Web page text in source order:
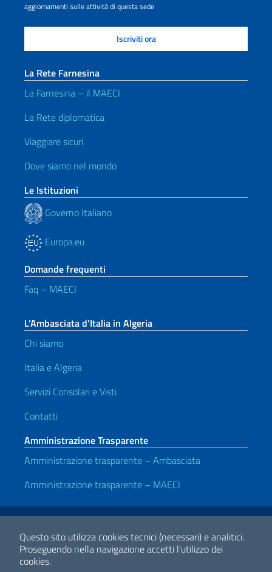
Questo sito utilizza cookies tecnici (necessari) e analitici.
Proseguendo nella navigazione accetti l'utilizzo dei
cookies.
aggiornamenti sulle attività di questa sede
La Rete Farnesina
La Farnesina – il MAECI
La Rete diplomatica
Viaggiare sicuri
Dove siamo nel mondo
Le Istituzioni
Governo Italiano
Europa.eu
Domande frequenti
Faq – MAECI
L’Ambasciata d’Italia in Algeria
Chi siamo
Italia e Algeria
Servizi Consolari e Visti
Contatti
Amministrazione Trasparente
Amministrazione trasparente – Ambasciata
Amministrazione trasparente – MAECI
Link Utili